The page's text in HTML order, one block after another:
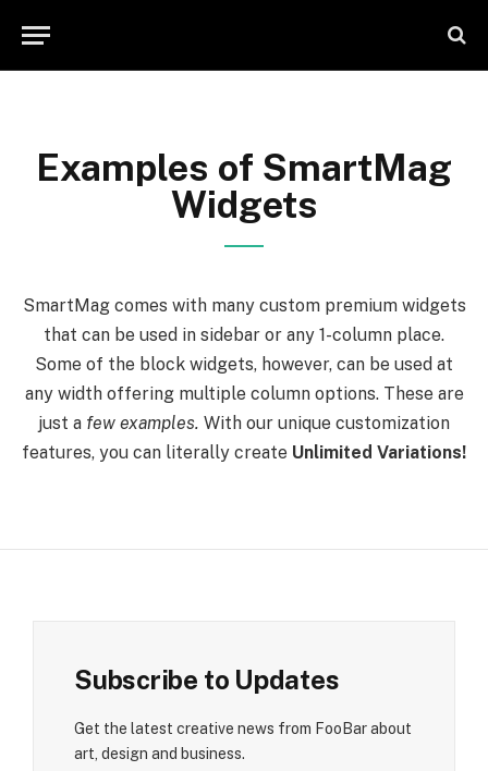
Examples of SmartMag
Widgets
SmartMag comes with many custom premium widgets
that can be used in sidebar or any 1-column place.
Some of the block widgets, however, can be used at
any width offering multiple column options. These are
just a few examples. With our unique customization
features, you can literally create Unlimited Variations!
Subscribe to Updates
Get the latest creative news from FooBar about
art, design and business.